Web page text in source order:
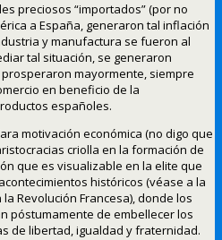
preciosos “importados” (por no
a España, generaron tal inflación
y manufactura se fueron al
tal situación, se generaron
mayormente, siempre
en beneficio de la
españoles.
motivación económica (no digo que
criolla en la formación de
que es visualizable en la elite que
históricos (véase a la
Revolución Francesa), donde los
póstumamente de embellecer los
de libertad, igualdad y fraternidad.